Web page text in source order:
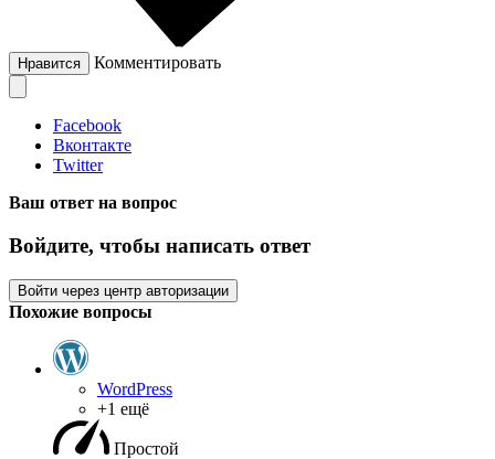
Нравится Комментировать
Facebook
Вконтакте
Twitter
Ваш ответ на вопрос
Войдите, чтобы написать ответ
Войти через центр авторизации
Похожие вопросы
WordPress
+1 ещё
Простой